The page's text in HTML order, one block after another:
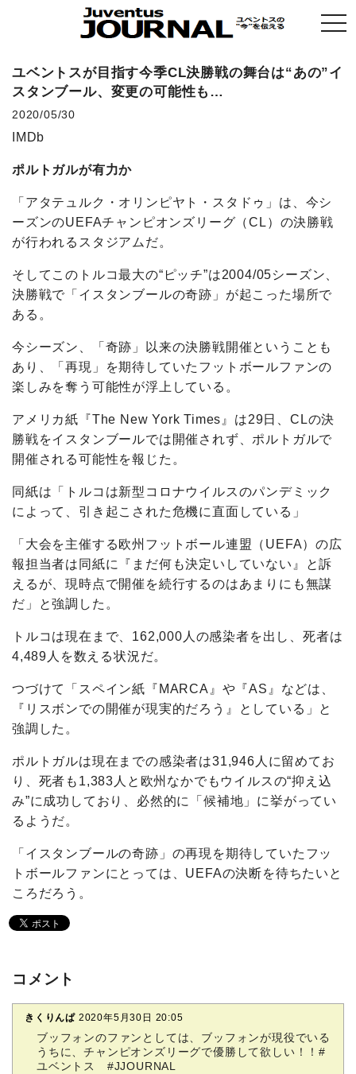
ユベントスが目指す今季CL決勝戦の舞台は“あの”イ
スタンブール、変更の可能性も…
2020/05/30
IMDb
ポルトガルが有力か
「アタテュルク・オリンピヤト・スタドゥ」は、今シ
ーズンのUEFAチャンピオンズリーグ（CL）の決勝戦
が行われるスタジアムだ。
そしてこのトルコ最大の“ピッチ”は2004/05シーズン、
決勝戦で「イスタンブールの奇跡」が起こった場所で
ある。
今シーズン、「奇跡」以来の決勝戦開催ということも
あり、「再現」を期待していたフットボールファンの
楽しみを奪う可能性が浮上している。
アメリカ紙『The New York Times』は29日、CLの決
勝戦をイスタンブールでは開催されず、ポルトガルで
開催される可能性を報じた。
同紙は「トルコは新型コロナウイルスのパンデミック
によって、引き起こされた危機に直面している」
「大会を主催する欧州フットボール連盟（UEFA）の広
報担当者は同紙に『まだ何も決定いしていない』と訴
えるが、現時点で開催を続行するのはあまりにも無謀
だ」と強調した。
トルコは現在まで、162,000人の感染者を出し、死者は
4,489人を数える状況だ。
つづけて「スペイン紙『MARCA』や『AS』などは、
『リスボンでの開催が現実的だろう』としている」と
強調した。
ポルトガルは現在までの感染者は31,946人に留めてお
り、死者も1,383人と欧州なかでもウイルスの“抑え込
み”に成功しており、必然的に「候補地」に挙がってい
るようだ。
「イスタンブールの奇跡」の再現を期待していたフッ
トボールファンにとっては、UEFAの決断を待ちたいと
ころだろう。
コメント
きくりんぱ 2020年5月30日 20:05
ブッフォンのファンとしては、ブッフォンが現役でいる
うちに、チャンピオンズリーグで優勝して欲しい！！#
ユベントス #JJOURNAL